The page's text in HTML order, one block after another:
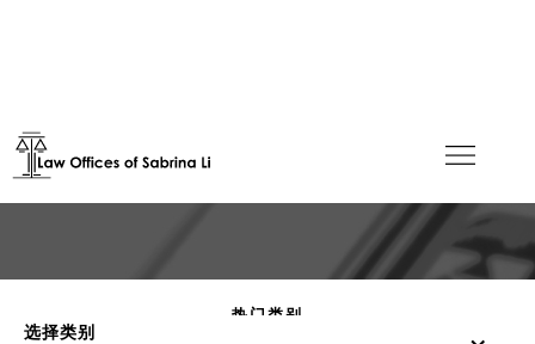
热门类别
选择类别